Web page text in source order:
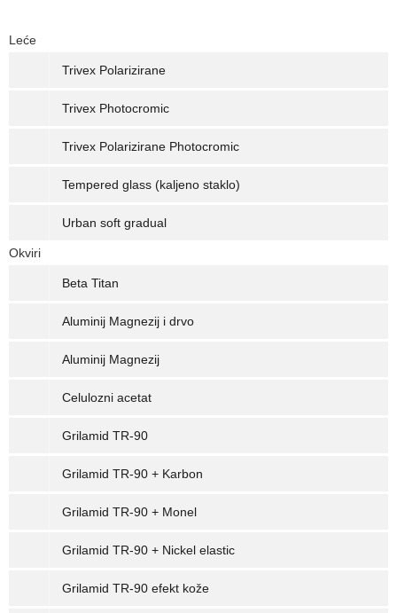
Leće
Trivex Polarizirane
Trivex Photocromic
Trivex Polarizirane Photocromic
Tempered glass (kaljeno staklo)
Urban soft gradual
Okviri
Beta Titan
Aluminij Magnezij i drvo
Aluminij Magnezij
Celulozni acetat
Grilamid TR-90
Grilamid TR-90 + Karbon
Grilamid TR-90 + Monel
Grilamid TR-90 + Nickel elastic
Grilamid TR-90 efekt kože